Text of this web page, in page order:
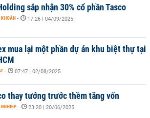
sắp nhận 30% cổ phần Tasco
KHOÁN - 17:26 | 04/09/2025
mua lại một phần dự án khu biệt thự tại
- 07:47 | 02/08/2025
thay tướng trước thềm tăng vốn
NGHIỆP - 23:20 | 20/06/2025